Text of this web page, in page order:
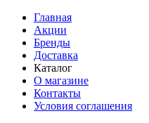
Главная
Акции
Бренды
Доставка
Каталог
О магазине
Контакты
Условия соглашения